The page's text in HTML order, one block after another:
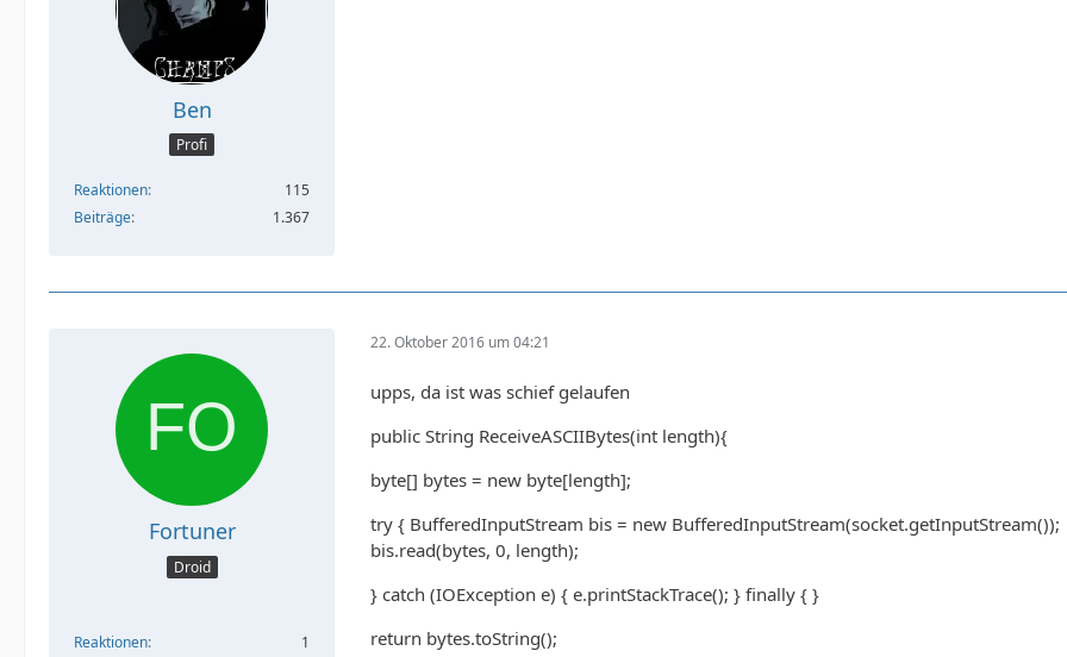
Ben
Profi
Reaktionen
115
Beiträge
1.367
Fortuner
Droid
Reaktionen
1
22. Oktober 2016 um 04:21
upps, da ist was schief gelaufen
public String ReceiveASCIIBytes(int length){
byte[] bytes = new byte[length];
try { BufferedInputStream bis = new BufferedInputStream(socket.getInputStream());
bis.read(bytes, 0, length);
} catch (IOException e) { e.printStackTrace(); } finally { }
return bytes.toString();